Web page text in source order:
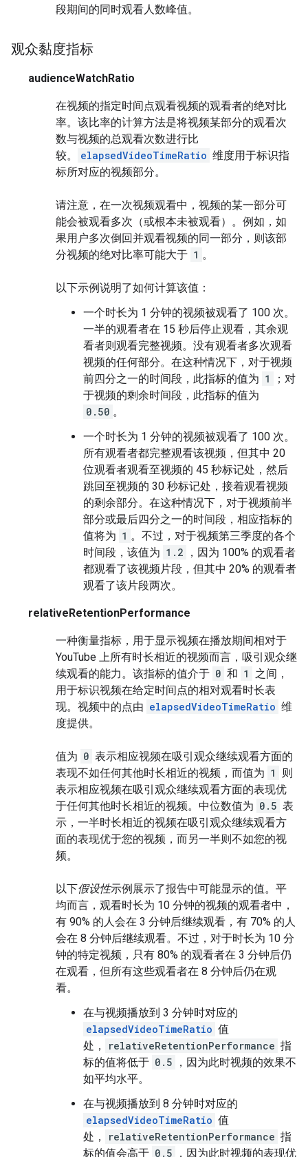
段期间的同时观看人数峰值。
观众黏度指标
audienceWatchRatio
在视频的指定时间点观看视频的观看者的绝对比
率。该比率的计算方法是将视频某部分的观看次
数与视频的总观看次数进行比
较。
elapsedVideoTimeRatio 维度用于标识指
标所对应的视频部分。
请注意，在一次视频观看中，视频的某一部分可
能会被观看多次（或根本未被观看）。例如，如
果用户多次倒回并观看视频的同一部分，则该部
分视频的绝对比率可能大于 1 。
以下示例说明了如何计算该值：
一个时长为 1 分钟的视频被观看了 100 次。
一半的观看者在 15 秒后停止观看，其余观
看者则观看完整视频。没有观看者多次观看
视频的任何部分。在这种情况下，对于视频
前四分之一的时间段，此指标的值为 1
；对
于视频的剩余时间段，此指标的值为
0.50 。
一个时长为 1 分钟的视频被观看了 100 次。
所有观看者都完整观看该视频，但其中 20
位观看者观看至视频的 45 秒标记处，然后
跳回至视频的 30 秒标记处，接着观看视频
的剩余部分。在这种情况下，对于视频前半
部分或最后四分之一的时间段，相应指标的
值将为 1 。不过，对于视频第三季度的各个
时间段，该值为 1.2
，因为 100% 的观看者
都观看了该视频片段，但其中 20% 的观看者
观看了该片段两次。
relativeRetentionPerformance
一种衡量指标，用于显示视频在播放期间相对于
YouTube 上所有时长相近的视频而言，吸引观众继
续观看的能力。该指标的值介于 0 和 1
之间，
用于标识视频在给定时间点的相对观看时长表
现。视频中的点由 elapsedVideoTimeRatio 维
度提供。
值为 0 表示相应视频在吸引观众继续观看方面的
表现不如任何其他时长相近的视频，而值为 1
则
表示相应视频在吸引观众继续观看方面的表现优
于任何其他时长相近的视频。中位数值为 0.5 表
示，一半时长相近的视频在吸引观众继续观看方
面的表现优于您的视频，而另一半则不如您的视
频。
以下假设性示例展示了报告中可能显示的值。平
均而言，观看时长为 10 分钟的视频的观看者中，
有 90% 的人会在 3 分钟后继续观看，有 70% 的人
会在 8 分钟后继续观看。不过，对于时长为 10 分
钟的特定视频，只有 80% 的观看者在 3 分钟后仍
在观看，但所有这些观看者在 8 分钟后仍在观
看。
在与视频播放到 3 分钟时对应的
elapsedVideoTimeRatio 值
处，
relativeRetentionPerformance 指
标的值将低于 0.5
，因为此时视频的效果不
如平均水平。
在与视频播放到 8 分钟时对应的
elapsedVideoTimeRatio 值
处，
relativeRetentionPerformance 指
标的值会高于 0.5 ，因为此时视频的表现优